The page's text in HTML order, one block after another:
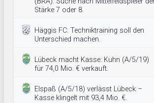
Stärke 7 oder 8.
Häggis FC: Techniktraining soll den
Unterschied machen.
Lübeck macht Kasse: Kuhn (A/5/19)
für 74,0 Mio. € verkauft.
Elspaß (A/5/18) verlässt Lübeck –
Kasse klingelt mit 93,4 Mio. €.